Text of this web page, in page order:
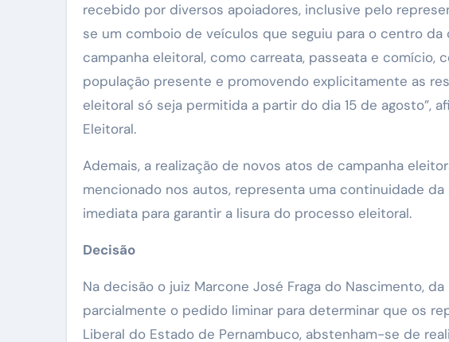
recebido por diversos apoiadores, inclusive pelo
se um comboio de veículos que seguiu para o centro
campanha eleitoral, como carreata, passeata e comício,
população presente e promovendo explicitamente as
eleitoral só seja permitida a partir do dia 15 de agosto”,
Eleitoral.
Ademais, a realização de novos atos de campanha
mencionado nos autos, representa uma continuidade
imediata para garantir a lisura do processo eleitoral.
Decisão
Na decisão o juiz Marcone José Fraga do Nascimento,
parcialmente o pedido liminar para determinar que os
Liberal do Estado de Pernambuco, abstenham-se de